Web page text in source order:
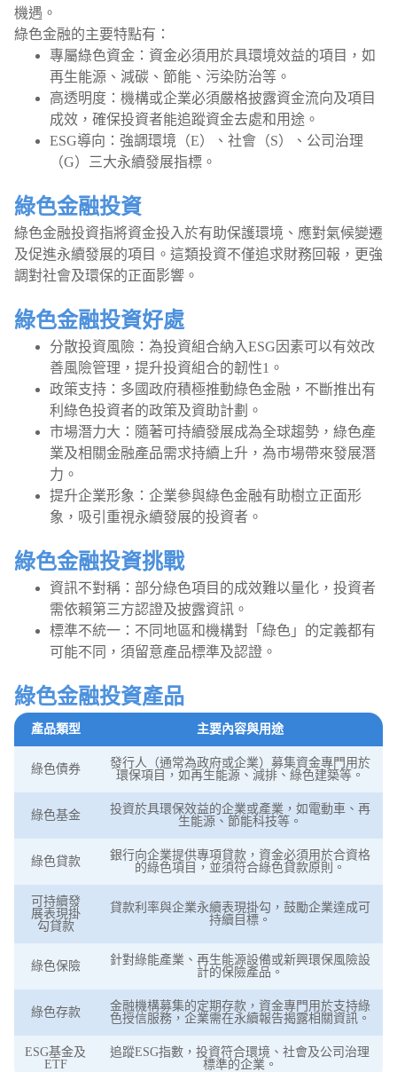
機遇。
綠色金融的主要特點有：
專屬綠色資金：資金必須用於具環境效益的項目，如
再生能源、減碳、節能、污染防治等。
高透明度：機構或企業必須嚴格披露資金流向及項目
成效，確保投資者能追蹤資金去處和用途。
ESG導向：強調環境（E）、社會（S）、公司治理
（G）三大永續發展指標。
綠色金融投資
綠色金融投資指將資金投入於有助保護環境、應對氣候變遷
及促進永續發展的項目。這類投資不僅追求財務回報，更強
調對社會及環保的正面影響。
綠色金融投資好處
分散投資風險：為投資組合納入ESG因素可以有效改
善風險管理，提升投資組合的韌性1。
政策支持：多國政府積極推動綠色金融，不斷推出有
利綠色投資者的政策及資助計劃。
市場潛力大：隨著可持續發展成為全球趨勢，綠色產
業及相關金融產品需求持續上升，為市場帶來發展潛
力。
提升企業形象：企業參與綠色金融有助樹立正面形
象，吸引重視永續發展的投資者。
綠色金融投資挑戰
資訊不對稱：部分綠色項目的成效難以量化，投資者
需依賴第三方認證及披露資訊。
標準不統一：不同地區和機構對「綠色」的定義都有
可能不同，須留意產品標準及認證。
綠色金融投資產品
產品類型 主要內容與用途
綠色債券
發行人（通常為政府或企業）募集資金專門用於
環保項目，如再生能源、減排、綠色建築等。
綠色基金
投資於具環保效益的企業或產業，如電動車、再
生能源、節能科技等。
綠色貸款
銀行向企業提供專項貸款，資金必須用於合資格
的綠色項目，並須符合綠色貸款原則。
可持續發
展表現掛
勾貸款
貸款利率與企業永續表現掛勾，鼓勵企業達成可
持續目標。
綠色保險
針對綠能產業、再生能源設備或新興環保風險設
計的保險產品。
綠色存款
金融機構募集的定期存款，資金專門用於支持綠
色授信服務，企業需在永續報告揭露相關資訊。
ESG基金及
ETF
追蹤ESG指數，投資符合環境、社會及公司治理
標準的企業。